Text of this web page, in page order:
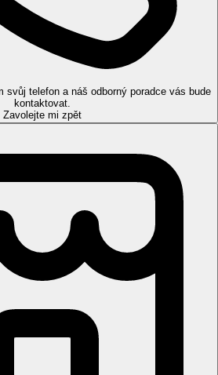
(zdarma), balkon nebo terasa, velikost
(pokud není uvedeno jinak, mají pokoje
pokoj, Boční výhled moře:velikost
hotelu a centru města.
formou bufetu (10.00-11.00 hod.)
(12.30-14.00 hod.)
bufetu (19.30-21.30 hod.)
(23.00-23.30 hod.)
(14.30-16.00 hod.)
rezervace)
nealkoholické nápoje místní výroby (10.00-
svůj telefon a náš odborný poradce vás bude
kontaktovat.
Zavolejte mi zpět